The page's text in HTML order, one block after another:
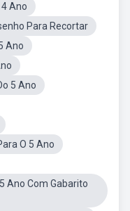
Ano
Para Recortar
Ano
5 Ano
O 5 Ano
Ano Com Gabarito